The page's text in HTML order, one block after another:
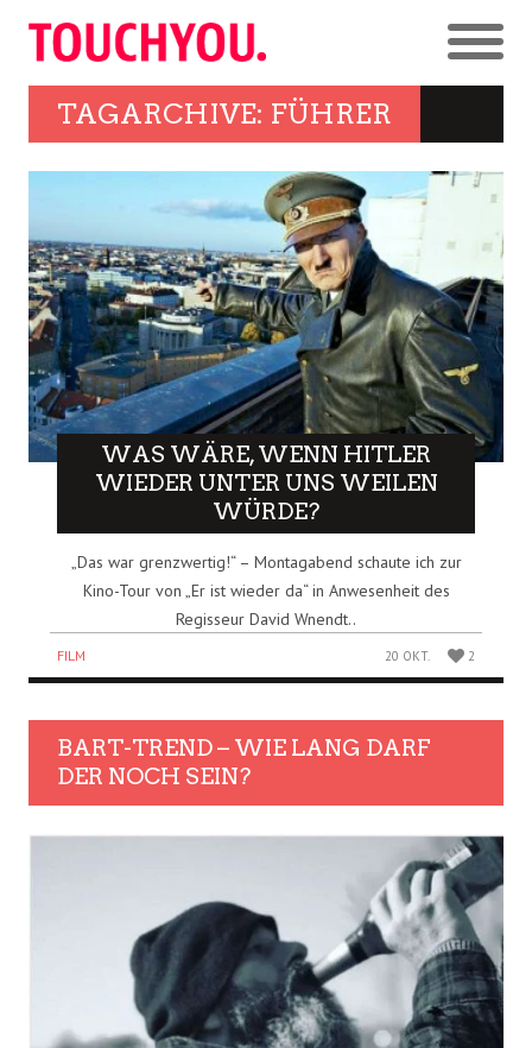
TAGARCHIVE: FÜHRER
WAS WÄRE, WENN HITLER
WIEDER UNTER UNS WEILEN
WÜRDE?
„Das war grenzwertig!“ – Montagabend schaute ich zur
Kino-Tour von „Er ist wieder da“ in Anwesenheit des
Regisseur David Wnendt..
FILM 20 OKT. 2
BART-TREND – WIE LANG DARF
DER NOCH SEIN?